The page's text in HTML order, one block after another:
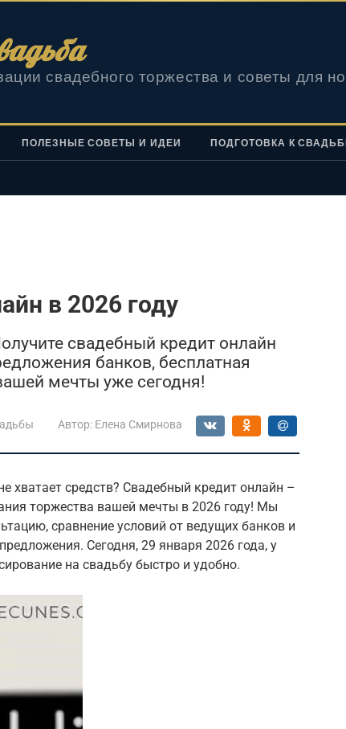
свадебного торжества и советы для
ПОЛЕЗНЫЕ СОВЕТЫ И ИДЕИ ПОДГОТОВКА К
в 2026 году
свадебный кредит онлайн
банков, бесплатная
мечты уже сегодня!
Автор: Елена Смирнова
хватает средств? Свадебный кредит онлайн –
торжества вашей мечты в 2026 году! Мы
сравнение условий от ведущих банков и
Сегодня, 29 января 2026 года, у
на свадьбу быстро и удобно.